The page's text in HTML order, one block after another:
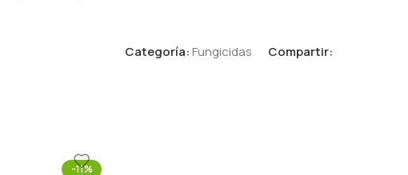
Categoría:Fungicidas Compartir:
-11%